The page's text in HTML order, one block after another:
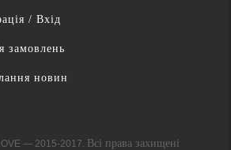
/ Вхід
замовлень
новин
— 2015-2017. Всі права захищені